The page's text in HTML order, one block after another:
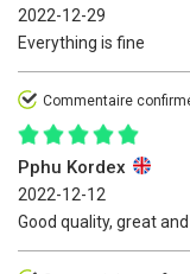
2022-12-29
Everything is fine
Commentaire
Pphu Kordex
2022-12-12
Good quality, great